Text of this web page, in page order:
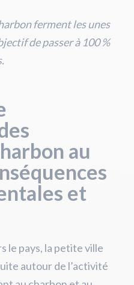
ferment les unes
de passer à 100 %
au
et
le pays, la petite ville
autour de l’activité